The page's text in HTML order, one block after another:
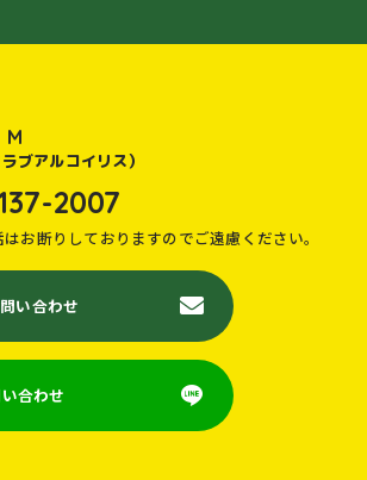
M
ブアルコイリス）
2007
お断りしておりますのでご遠慮ください。
い合わせ
合わせ